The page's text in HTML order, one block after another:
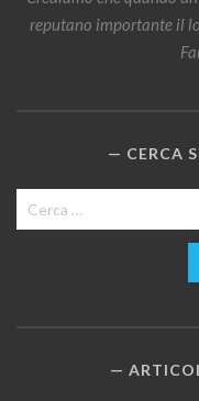
reputano importante il
CERCA
Ricerca
per: